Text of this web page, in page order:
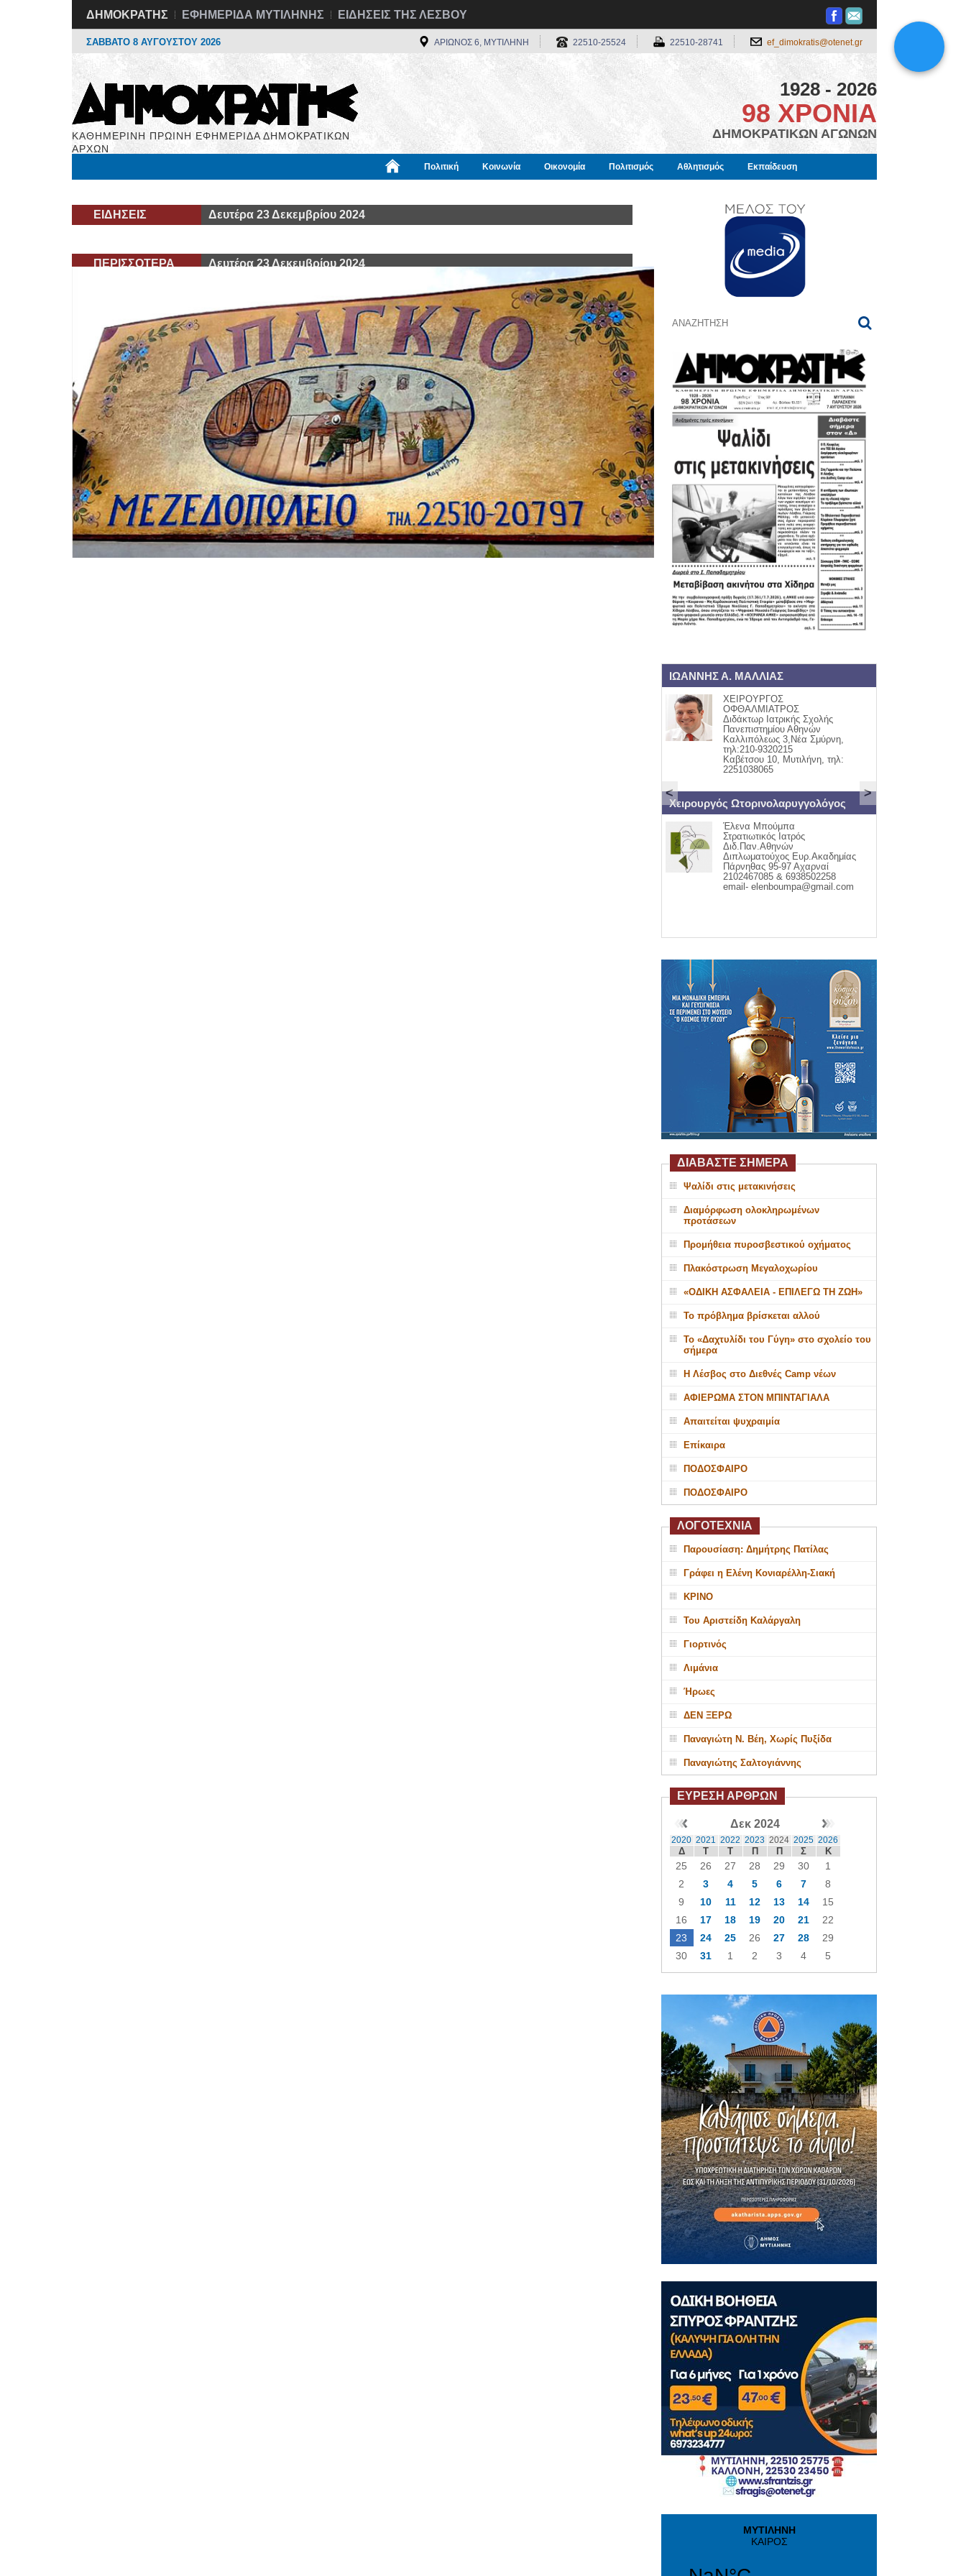
ΔΗΜΟΚΡΑΤΗΣ ΕΦΗΜΕΡΙΔΑ ΜΥΤΙΛΗΝΗΣ ΕΙΔΗΣΕΙΣ ΤΗΣ ΛΕΣΒΟΥ
ΣΑΒΒΑΤΟ 8 ΑΥΓΟΥΣΤΟΥ 2026 ΑΡΙΩΝΟΣ 6, ΜΥΤΙΛΗΝΗ 22510-25524 22510-28741 ef_dimokratis@otenet.gr
ΚΑΘΗΜΕΡΙΝΗ ΠΡΩΙΝΗ ΕΦΗΜΕΡΙΔΑ ΔΗΜΟΚΡΑΤΙΚΩΝ
ΑΡΧΩΝ
1928 - 2026
98 ΧΡΟΝΙΑ
ΔΗΜΟΚΡΑΤΙΚΩΝ ΑΓΩΝΩΝ
Πολιτική Κοινωνία Οικονομία Πολιτισμός Αθλητισμός Εκπαίδευση
ΕΙΔΗΣΕΙΣ Δευτέρα 23 Δεκεμβρίου 2024
ΠΕΡΙΣΣΟΤΕΡΑ Δευτέρα 23 Δεκεμβρίου 2024
>
<
ΙΩΑΝΝΗΣ Α. ΜΑΛΛΙΑΣ
ΧΕΙΡΟΥΡΓΟΣ
ΟΦΘΑΛΜΙΑΤΡΟΣ
Διδάκτωρ Ιατρικής Σχολής
Πανεπιστημίου Αθηνών
Καλλιπόλεως 3,Νέα Σμύρνη,
τηλ:210-9320215
Καβέτσου 10, Μυτιλήνη, τηλ:
2251038065
Χειρουργός Ωτορινολαρυγγολόγος
Έλενα Μπούμπα
Στρατιωτικός Ιατρός
Διδ.Παν.Αθηνών
Διπλωματούχος Ευρ.Ακαδημίας
Πάρνηθας 95-97 Αχαρναί
2102467085 & 6938502258
email- elenboumpa@gmail.com
ΕΝΔΟΚΡΙΝΟΛΟΓΟΣ -
ΔΙΑΒΑΣΤΕ ΣΗΜΕΡΑ
Ψαλίδι στις μετακινήσεις
Διαμόρφωση ολοκληρωμένων
προτάσεων
Προμήθεια πυροσβεστικού οχήματος
Πλακόστρωση Μεγαλοχωρίου
«ΟΔΙΚΗ ΑΣΦΑΛΕΙΑ - ΕΠΙΛΕΓΩ ΤΗ ΖΩΗ»
Το πρόβλημα βρίσκεται αλλού
Το «Δαχτυλίδι του Γύγη» στο σχολείο του
σήμερα
Η Λέσβος στο Διεθνές Camp νέων
ΑΦΙΕΡΩΜΑ ΣΤΟΝ ΜΠΙΝΤΑΓΙΑΛΑ
Απαιτείται ψυχραιμία
Επίκαιρα
ΠΟΔΟΣΦΑΙΡΟ
ΠΟΔΟΣΦΑΙΡΟ
ΛΟΓΟΤΕΧΝΙΑ
Παρουσίαση: Δημήτρης Πατίλας
Γράφει η Ελένη Κονιαρέλλη-Σιακή
ΚΡΙΝΟ
Του Αριστείδη Καλάργαλη
Γιορτινός
Λιμάνια
Ήρωες
ΔΕΝ ΞΕΡΩ
Παναγιώτη Ν. Βέη, Χωρίς Πυξίδα
Παναγιώτης Σαλτογιάννης
ΕΥΡΕΣΗ ΑΡΘΡΩΝ
Δεκ 2024
2020 2021 2022 2023 2024 2025 2026
Δ Τ Τ Π Π Σ Κ
25 26 27 28 29 30
1
2
3 4 5 6 7
8
9
10 11 12 13 14
15
16
17 18 19 20 21
22
23
24 25 26 27 28
29
30
31 1 2 3 4 5